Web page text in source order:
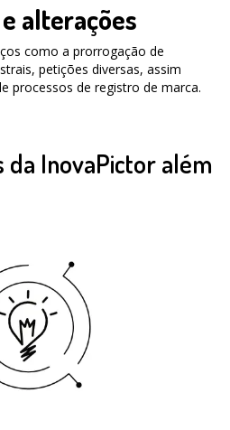
alterações
como a prorrogação de
petições diversas, assim
processos de registro de marca.
da InovaPictor além